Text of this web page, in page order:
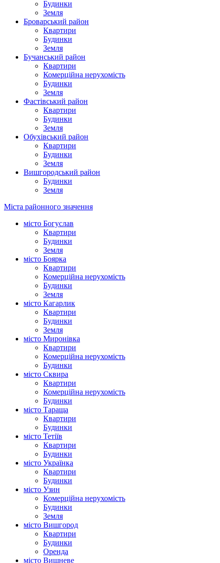
Будинки
Земля
Броварський район
Квартири
Будинки
Земля
Бучанський район
Квартири
Комерційна нерухомість
Будинки
Земля
Фастівський район
Квартири
Будинки
Земля
Обухівський район
Квартири
Будинки
Земля
Вишгородський район
Будинки
Земля
Міста районного значення
місто Богуслав
Квартири
Будинки
Земля
місто Боярка
Квартири
Комерційна нерухомість
Будинки
Земля
місто Кагарлик
Квартири
Будинки
Земля
місто Миронівка
Квартири
Комерційна нерухомість
Будинки
місто Сквира
Квартири
Комерційна нерухомість
Будинки
місто Тараща
Квартири
Будинки
місто Тетіїв
Квартири
Будинки
місто Українка
Квартири
Будинки
місто Узин
Комерційна нерухомість
Будинки
Земля
місто Вишгород
Квартири
Будинки
Оренда
місто Вишневе